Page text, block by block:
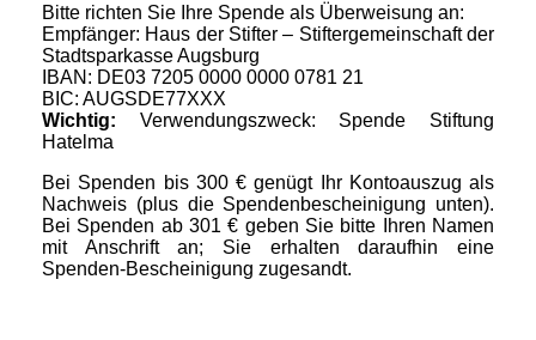
Bitte richten Sie Ihre Spende als Überweisung an:
Empfänger: Haus der Stifter – Stiftergemeinschaft der
Stadtsparkasse Augsburg
IBAN: DE03 7205 0000 0000 0781 21
BIC: AUGSDE77XXX
Wichtig: Verwendungszweck: Spende Stiftung
Hatelma
Bei Spenden bis 300 € genügt Ihr Kontoauszug als
Nachweis (plus die Spendenbescheinigung unten).
Bei Spenden ab 301 € geben Sie bitte Ihren Namen
mit Anschrift an; Sie erhalten daraufhin eine
Spenden-Bescheinigung zugesandt.